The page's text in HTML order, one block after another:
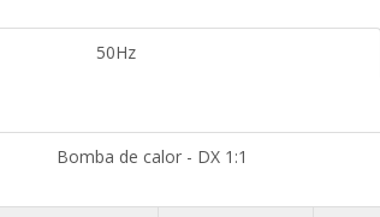
50Hz
Bomba de calor - DX 1:1